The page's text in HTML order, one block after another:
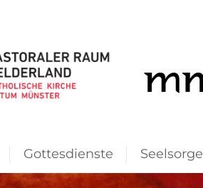
Gottesdienste Seelsorge